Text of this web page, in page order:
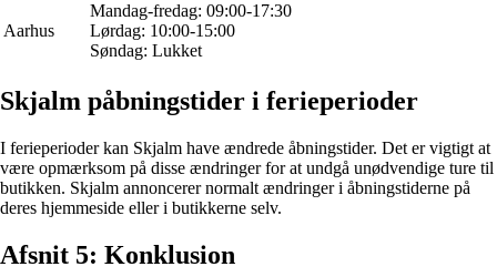
Aarhus
Mandag-fredag: 09:00-17:30
Lørdag: 10:00-15:00
Søndag: Lukket
Skjalm påbningstider i ferieperioder
I ferieperioder kan Skjalm have ændrede åbningstider. Det er vigtigt at
være opmærksom på disse ændringer for at undgå unødvendige ture til
butikken. Skjalm annoncerer normalt ændringer i åbningstiderne på
deres hjemmeside eller i butikkerne selv.
Afsnit 5: Konklusion